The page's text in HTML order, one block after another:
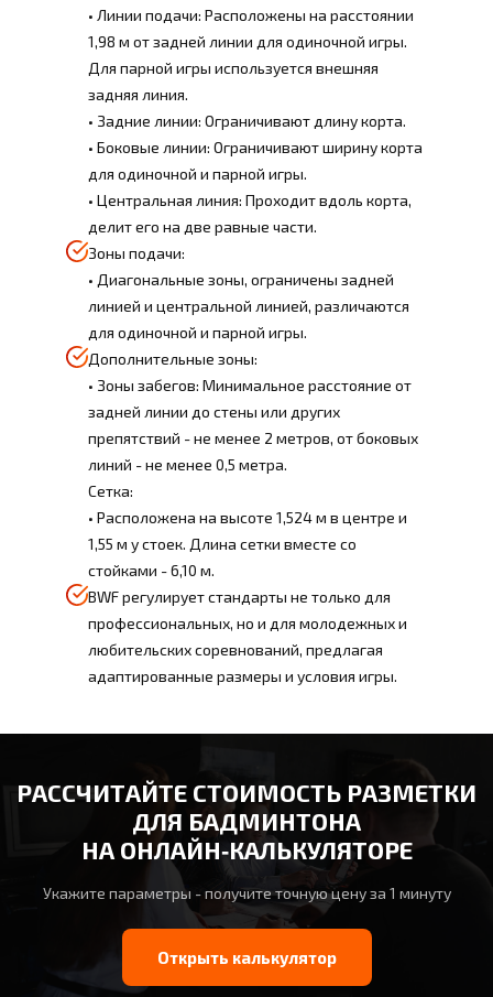
• Линии подачи: Расположены на расстоянии
1,98 м от задней линии для одиночной игры.
Для парной игры используется внешняя
задняя линия.
• Задние линии: Ограничивают длину корта.
• Боковые линии: Ограничивают ширину корта
для одиночной и парной игры.
• Центральная линия: Проходит вдоль корта,
делит его на две равные части.
Зоны подачи:
• Диагональные зоны, ограничены задней
линией и центральной линией, различаются
для одиночной и парной игры.
Дополнительные зоны:
• Зоны забегов: Минимальное расстояние от
задней линии до стены или других
препятствий - не менее 2 метров, от боковых
линий - не менее 0,5 метра.
Сетка:
• Расположена на высоте 1,524 м в центре и
1,55 м у стоек. Длина сетки вместе со
стойками - 6,10 м.
BWF регулирует стандарты не только для
профессиональных, но и для молодежных и
любительских соревнований, предлагая
адаптированные размеры и условия игры.
РАССЧИТАЙТЕ СТОИМОСТЬ РАЗМЕТКИ
ДЛЯ БАДМИНТОНА
НА ОНЛАЙН‑КАЛЬКУЛЯТОРЕ
Укажите параметры - получите точную цену за 1 минуту
Открыть калькулятор